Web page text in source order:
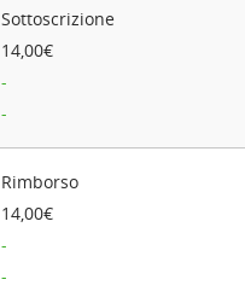
Sottoscrizione
14,00€
-
-
Rimborso
14,00€
-
-